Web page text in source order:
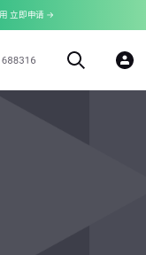
立即申请 →